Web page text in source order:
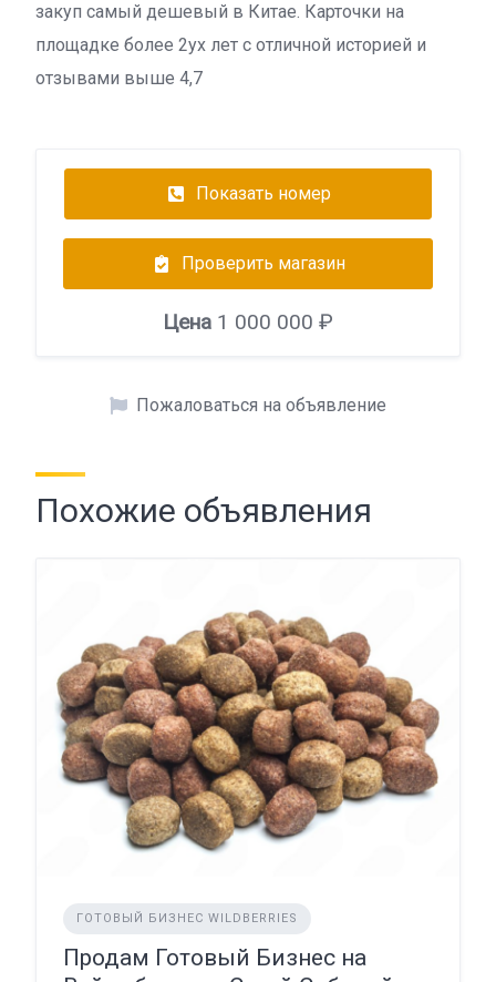
закуп самый дешевый в Китае. Карточки на
площадке более 2ух лет с отличной историей и
отзывами выше 4,7
Показать номер
Проверить магазин
Цена 1 000 000 ₽
Пожаловаться на объявление
Похожие объявления
ГОТОВЫЙ БИЗНЕС WILDBERRIES
Продам Готовый Бизнес на